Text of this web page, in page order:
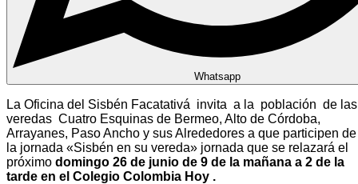
Whatsapp
La Oficina del Sisbén Facatativá invita a la población de las
veredas Cuatro Esquinas de Bermeo, Alto de Córdoba,
Arrayanes, Paso Ancho y sus Alrededores a que participen de
la jornada «Sisbén en su vereda» jornada que se relazará el
próximo domingo 26 de junio de 9 de la mañana a 2 de la
tarde en el Colegio Colombia Hoy .